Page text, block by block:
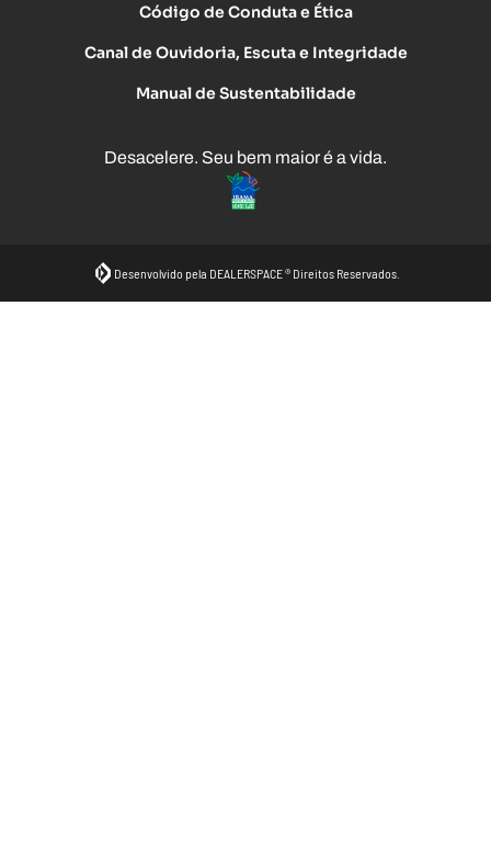
Código de Conduta e Ética
Canal de Ouvidoria, Escuta e Integridade
Manual de Sustentabilidade
Desacelere. Seu bem maior é a vida.
Desenvolvido pela DEALERSPACE ® Direitos Reservados.